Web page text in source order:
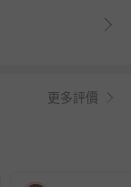
更多評價